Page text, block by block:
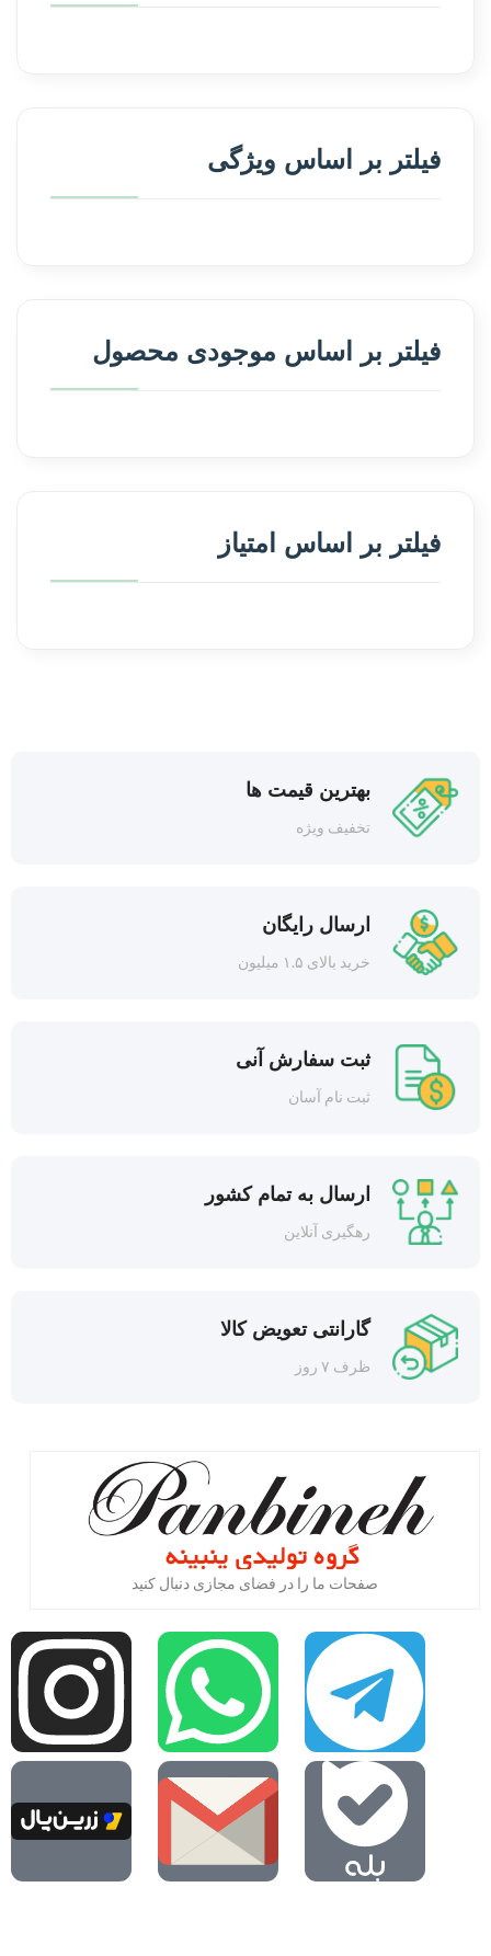
فیلتر بر اساس ویژگی
فیلتر بر اساس موجودی محصول
فیلتر بر اساس امتیاز
بهترین قیمت ها
تخفیف ویژه
ارسال رایگان
خرید بالای ۱.۵ میلیون
ثبت سفارش آنی
ثبت نام آسان
ارسال به تمام کشور
رهگیری آنلاین
گارانتی تعویض کالا
ظرف ۷ روز
صفحات ما را در فضای مجازی دنبال کنید